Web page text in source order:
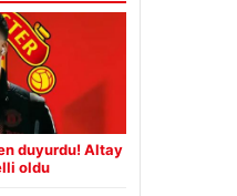
duyurdu! Altay
oldu